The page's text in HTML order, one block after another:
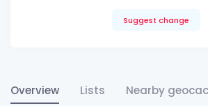
Suggest change
Overview Lists
Nearby